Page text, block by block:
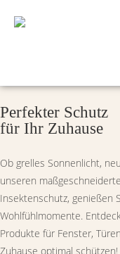
Perfekter Schutz
für Ihr Zuhause
Ob grelles Sonnenlicht,
unseren
Insektenschutz, genießen
Wohlfühlmomente.
Produkte für Fenster,
Zuhause optimal schützen!